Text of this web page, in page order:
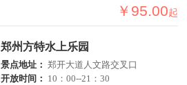
￥95.00起
郑州方特水上乐园
景点地址： 郑开大道人文路交叉口
开放时间： 10：00--21：30